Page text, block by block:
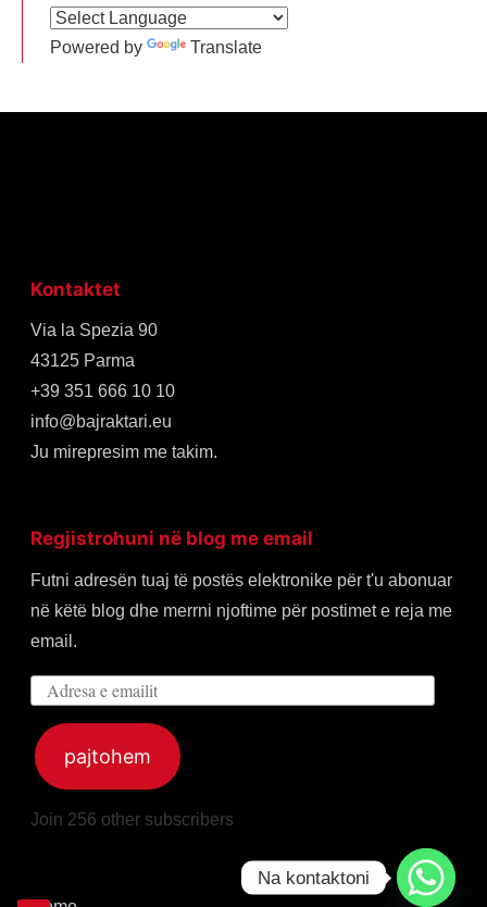
Powered by Translate
Kontaktet
Via la Spezia 90
43125 Parma
+39 351 666 10 10
info@bajraktari.eu
Ju mirepresim me takim.
Regjistrohuni në blog me email
Futni adresën tuaj të postës elektronike për t'u abonuar
në këtë blog dhe merrni njoftime për postimet e reja me
email.
Adresa
emailitpajtohem
Join 256 other subscribers
Na kontaktoni